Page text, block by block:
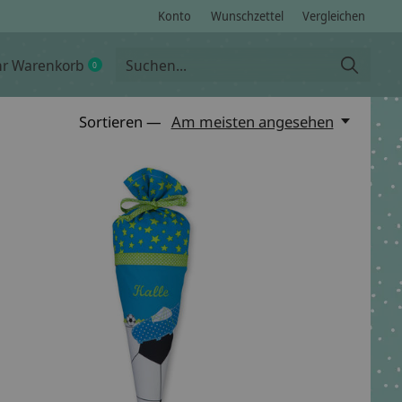
Konto Wunschzettel Vergleichen
Warenkorb 0items
Sortieren — Am meisten angesehen